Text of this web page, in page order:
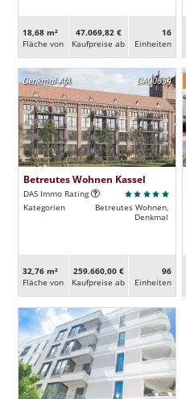
18,68 m²
Fläche von
47.069,82 €
Kaufpreise ab
16
Ein­heiten
DA00654
Denkmal-AfA
Betreutes Wohnen Kassel
DAS Immo Rating
Kategorien
Betreutes Wohnen,
Denkmal
32,76 m²
Fläche von
259.660,00 €
Kaufpreise ab
96
Ein­heiten